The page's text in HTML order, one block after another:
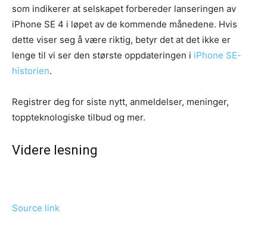
som indikerer at selskapet forbereder lanseringen av
iPhone SE 4 i løpet av de kommende månedene. Hvis
dette viser seg å være riktig, betyr det at det ikke er
lenge til vi ser den største oppdateringen i iPhone SE-
historien.
Registrer deg for siste nytt, anmeldelser, meninger,
toppteknologiske tilbud og mer.
Videre lesning
Source link